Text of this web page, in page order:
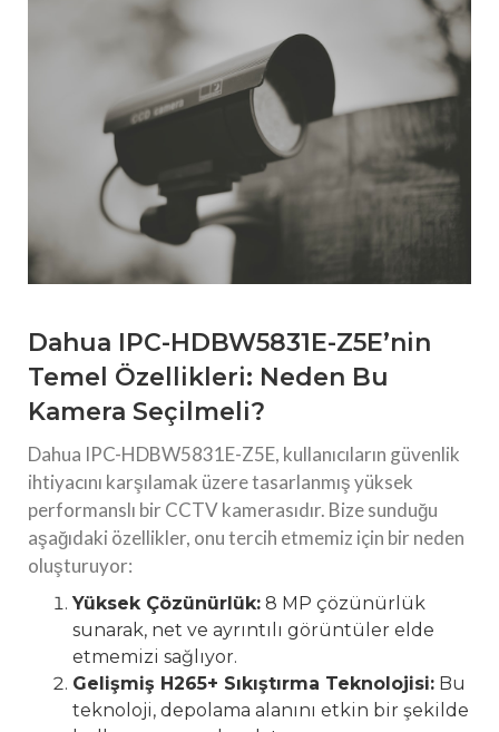
Dahua IPC-HDBW5831E-Z5E’nin
Temel Özellikleri: Neden Bu
Kamera Seçilmeli?
Dahua IPC-HDBW5831E-Z5E, kullanıcıların güvenlik
ihtiyacını karşılamak üzere tasarlanmış yüksek
performanslı bir CCTV kamerasıdır. Bize sunduğu
aşağıdaki özellikler, onu tercih etmemiz için bir neden
oluşturuyor:
Yüksek Çözünürlük: 8 MP çözünürlük
sunarak, net ve ayrıntılı görüntüler elde
etmemizi sağlıyor.
Gelişmiş H265+ Sıkıştırma Teknolojisi: Bu
teknoloji, depolama alanını etkin bir şekilde